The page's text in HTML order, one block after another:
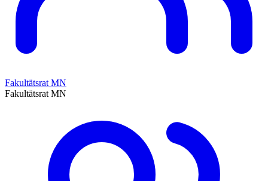
Fakultätsrat MN
Fakultätsrat MN